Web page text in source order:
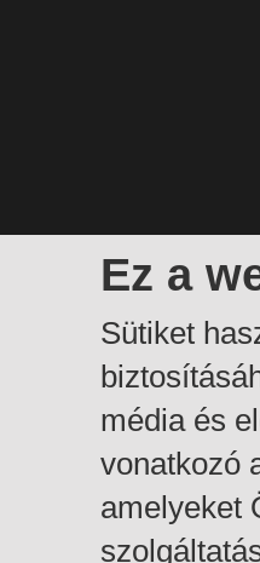
Ez a
Sütiket
média és
vonatkozó
amelyeket